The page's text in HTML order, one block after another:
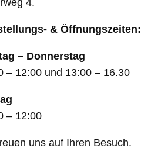
& Öffnungszeiten:
– Donnerstag
– 12:00 und 13:00 – 16.30
– 12:00
uns auf Ihren Besuch.